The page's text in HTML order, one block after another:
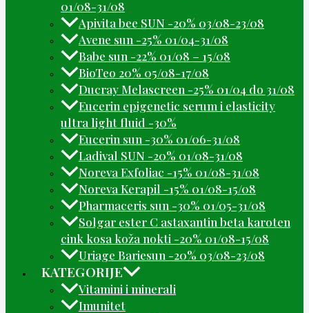
01/08-31/08
Apivita bee SUN -20% 03/08-23/08
Avene sun -25% 01/04-31/08
Babe sun -22% 01/08 – 15/08
BioTeo 20% 05/08-17/08
Ducray Melascreen -25% 01/04 do 31/08
Eucerin epigenetic serum i elasticity
ultra light fluid -30%
Eucerin sun -30% 01/06-31/08
Ladival SUN -20% 01/08-31/08
Noreva Exfoliac -15% 01/08-31/08
Noreva Kerapil -15% 01/08-15/08
Pharmaceris sun -30% 01/05-31/08
Solgar ester C astaxantin beta karoten
cink kosa koža nokti -20% 01/08-15/08
Uriage Bariesun -20% 03/08-23/08
KATEGORIJE
Vitamini i minerali
Imunitet